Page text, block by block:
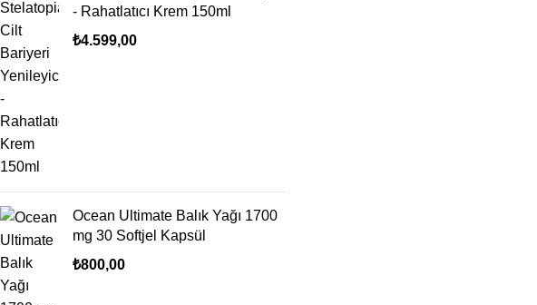
- Rahatlatıcı Krem 150ml
₺4.599,00
Ocean Ultimate Balık Yağı 1700
mg 30 Softjel Kapsül
₺800,00